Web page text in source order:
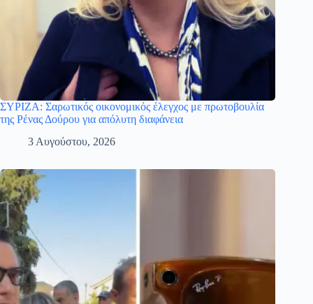
ΣΥΡΙΖΑ: Σαρωτικός οικονομικός έλεγχος με πρωτοβουλία
της Ρένας Δούρου για απόλυτη διαφάνεια
3 Αυγούστου, 2026